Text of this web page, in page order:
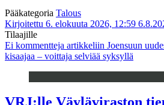
Pääkategoria Talous
Kirjoitettu 6. elokuuta 2026, 12:59
Tilaajille
Ei kommentteja artikkeliin Joensuun
kisaajaa – voittaja selviää syksyllä